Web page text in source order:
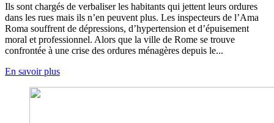
Ils sont chargés de verbaliser les habitants qui jettent leurs ordures
dans les rues mais ils n’en peuvent plus. Les inspecteurs de l’Ama
Roma souffrent de dépressions, d’hypertension et d’épuisement
moral et professionnel. Alors que la ville de Rome se trouve
confrontée à une crise des ordures ménagères depuis le...
En savoir plus